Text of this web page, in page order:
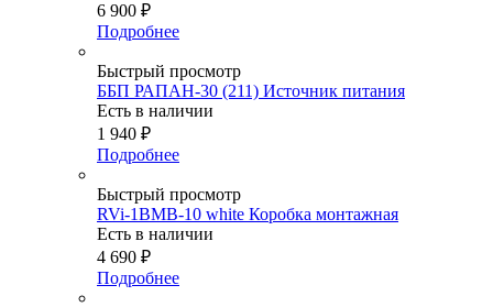
6 900 ₽
Подробнее
Быстрый просмотр
ББП РАПАН-30 (211) Источник питания
Есть в наличии
1 940 ₽
Подробнее
Быстрый просмотр
RVi-1BMB-10 white Коробка монтажная
Есть в наличии
4 690 ₽
Подробнее